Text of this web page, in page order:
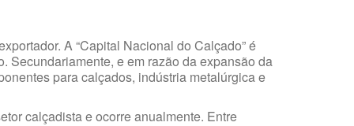
A “Capital Nacional do Calçado” é
Secundariamente, e em razão da expansão da
para calçados, indústria metalúrgica e
calçadista e ocorre anualmente. Entre